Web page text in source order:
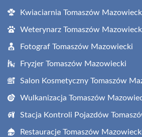
Kwiaciarnia Tomaszów
Weterynarz Tomaszów
Fotograf Tomaszów Mazowiecki
Fryzjer Tomaszów Mazowiecki
Salon Kosmetyczny Tomaszów
Wulkanizacja Tomaszów
Stacja Kontroli Pojazdów
Restauracje Tomaszów